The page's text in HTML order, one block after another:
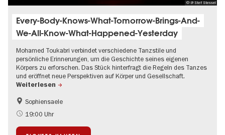
© @ Stef Stessel
Every-Body-Knows-What-Tomorrow-Brings-And-
We-All-Know-What-Happened-Yesterday
Mohamed Toukabri verbindet verschiedene Tanzstile und
persönliche Erinnerungen, um die Geschichte seines eigenen
Körpers zu erforschen. Das Stück hinterfragt die Regeln des Tanzes
und eröffnet neue Perspektiven auf Körper und Gesellschaft.
Weiterlesen
International
Kultursommer
Sophiensaele
19:00 Uhr